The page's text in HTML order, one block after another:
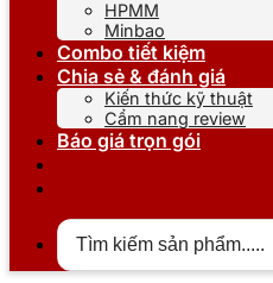
HPMM
Minbao
Combo tiết kiệm
Chia sẻ & đánh giá
Kiến thức kỹ thuật
Cẩm nang review
Báo giá trọn gói